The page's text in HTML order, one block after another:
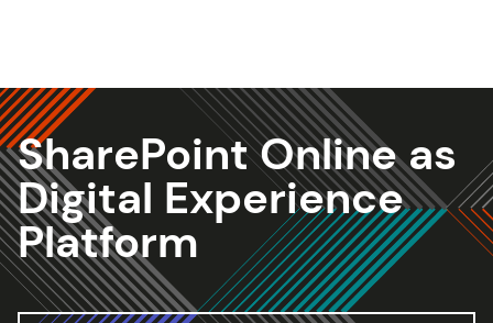
SharePoint Online as
Digital Experience
Platform